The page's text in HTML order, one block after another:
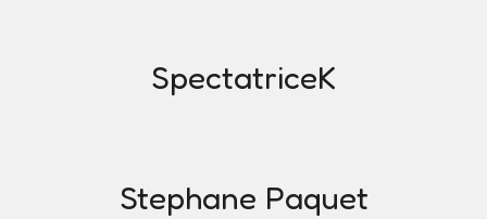
SpectatriceK
Stephane Paquet